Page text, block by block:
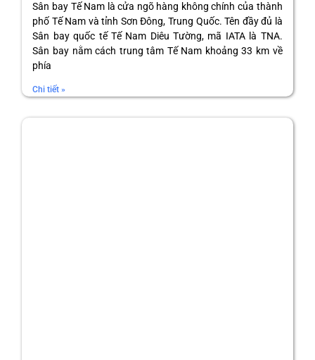
Sân bay Tế Nam là cửa ngõ hàng không chính của thành
phố Tế Nam và tỉnh Sơn Đông, Trung Quốc. Tên đầy đủ là
Sân bay quốc tế Tế Nam Diêu Tường, mã IATA là TNA.
Sân bay nằm cách trung tâm Tế Nam khoảng 33 km về
phía
Chi tiết »